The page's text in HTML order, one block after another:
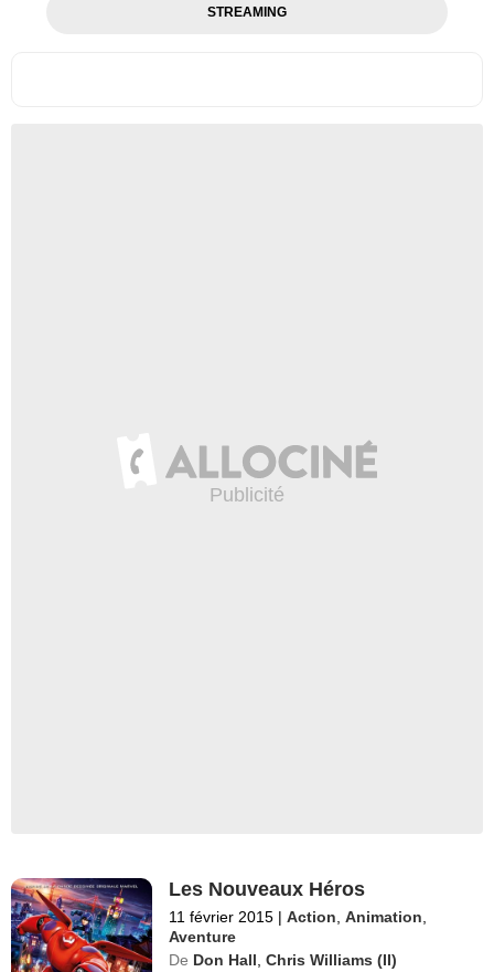
STREAMING
Les Nouveaux Héros
11 février 2015 | Action ,Animation
Aventure
De Don Hall ,Chris Williams (II)